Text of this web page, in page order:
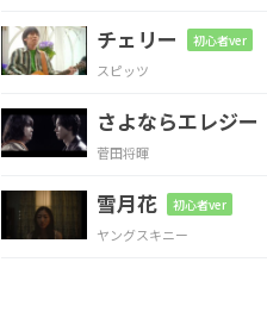
F
ある夜雨が
E
Am7
濡れた瞳にぼやけた
チェリー 初心者ver
スピッツ
さよならエレジー
菅田将暉
雪月花 初心者ver
ヤングスキニー